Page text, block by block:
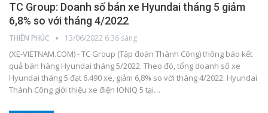
TC Group: Doanh số bán xe Hyundai tháng 5 giảm
6,8% so với tháng 4/2022
THIÊN PHÚC 13/06/2022 6:36 sáng
(XE-VIETNAM.COM) - TC Group (Tập đoàn Thành Công) thông báo kết
quả bán hàng Hyundai tháng 5/2022. Theo đó, tổng doanh số xe
Hyundai tháng 5 đạt 6.490 xe, giảm 6,8% so với tháng 4/2022. Hyundai
Thành Công giới thiệu xe điện IONIQ 5 tại…